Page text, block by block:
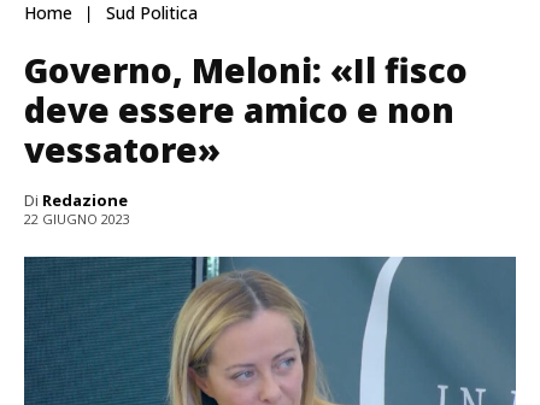
Home Sud Politica
Governo, Meloni: «Il fisco
deve essere amico e non
vessatore»
Di Redazione
22 GIUGNO 2023